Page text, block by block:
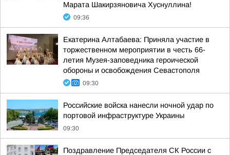
Марата Шакирзяновича Хуснуллина!
09:36
Екатерина Алтабаева: Приняла участие в
торжественном мероприятии в честь 66-
летия Музея-заповедника героической
обороны и освобождения Севастополя
09:30
Российские войска нанесли ночной удар по
портовой инфраструктуре Украины
09:30
Поздравление Председателя СК России с